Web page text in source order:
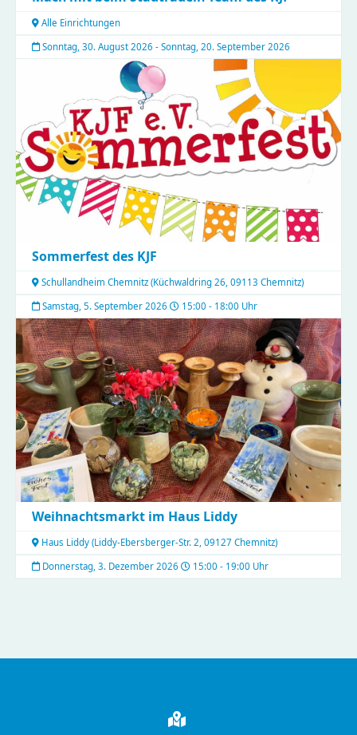
Alle Einrichtungen
Sonntag, 30. August 2026 - Sonntag, 20. September 2026
Sommerfest des KJF
Schullandheim Chemnitz (Küchwaldring 26, 09113 Chemnitz)
Samstag, 5. September 2026
15:00 - 18:00 Uhr
Weihnachtsmarkt im Haus Liddy
Haus Liddy (Liddy-Ebersberger-Str. 2, 09127 Chemnitz)
Donnerstag, 3. Dezember 2026
15:00 - 19:00 Uhr